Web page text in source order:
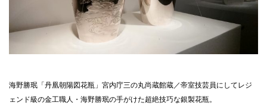
海野勝珉「丹凰朝陽図花瓶」宮内庁三の丸尚蔵館蔵／帝室技芸員にしてレジ
ェンド級の金工職人・海野勝珉の手がけた超絶技巧な銀製花瓶。